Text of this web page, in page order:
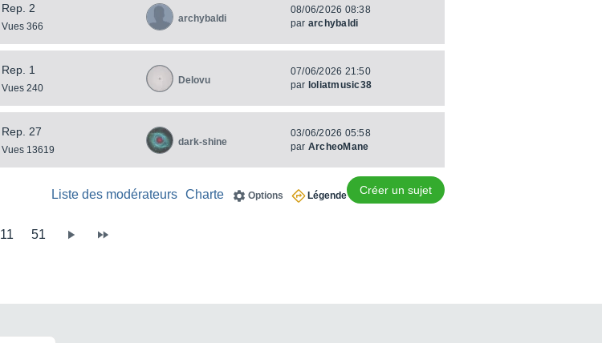
Rep. 2
Vues 366
archybaldi
08/06/2026 08:38
par archybaldi
Rep. 1
Vues 240
Delovu
07/06/2026 21:50
par loliatmusic38
Rep. 27
Vues 13619
dark-shine
03/06/2026 05:58
par ArcheoMane
Créer un sujet
Légende
Options
Charte
Liste des modérateurs
11 51